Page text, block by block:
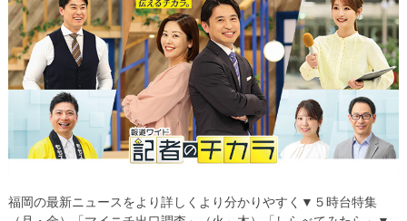
福岡の最新ニュースをより詳しくより分かりやすく▼５時台特集